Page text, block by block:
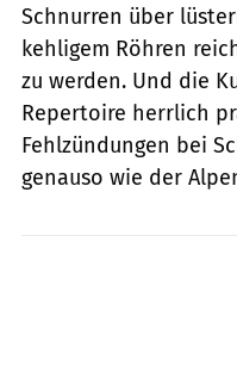
Schnurren über
kehligem Röhren
zu werden. Und die
Repertoire herrlich
Fehlzündungen bei
genauso wie der